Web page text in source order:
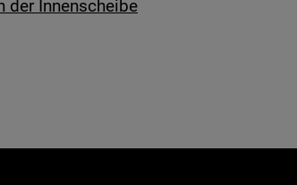
der Innenscheibe